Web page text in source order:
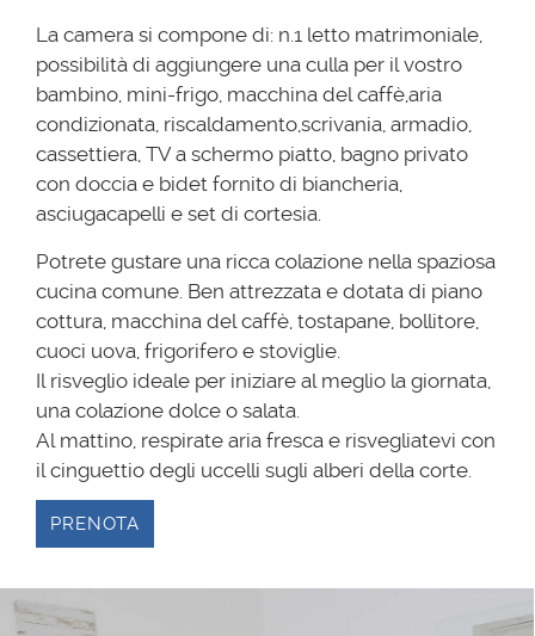
La camera si compone di: n.1 letto matrimoniale,
possibilità di aggiungere una culla per il vostro
bambino, mini-frigo, macchina del caffè,aria
condizionata, riscaldamento,scrivania, armadio,
cassettiera, TV a schermo piatto, bagno privato
con doccia e bidet fornito di biancheria,
asciugacapelli e set di cortesia.
Potrete gustare una ricca colazione nella spaziosa
cucina comune. Ben attrezzata e dotata di piano
cottura, macchina del caffè, tostapane, bollitore,
cuoci uova, frigorifero e stoviglie.
Il risveglio ideale per iniziare al meglio la giornata,
una colazione dolce o salata.
Al mattino, respirate aria fresca e risvegliatevi con
il cinguettio degli uccelli sugli alberi della corte.
PRENOTA